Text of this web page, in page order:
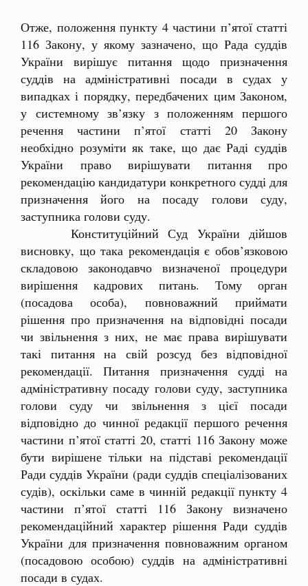
Отже, положення пункту 4 частини п’ятої статті
116 Закону, у якому зазначено, що Рада суддів
України вирішує питання щодо призначення
суддів на адміністративні посади в судах у
випадках і порядку, передбачених цим Законом,
у системному зв’язку з положенням першого
речення частини п’ятої статті 20 Закону
необхідно розуміти як таке, що дає Раді суддів
України право вирішувати питання про
рекомендацію кандидатури конкретного судді для
призначення його на посаду голови суду,
заступника голови суду.
Конституційний Суд України дійшов
висновку, що така рекомендація є обов’язковою
складовою законодавчо визначеної процедури
вирішення кадрових питань. Тому орган
(посадова особа), повноважний приймати
рішення про призначення на відповідні посади
чи звільнення з них, не має права вирішувати
такі питання на свій розсуд без відповідної
рекомендації. Питання призначення судді на
адміністративну посаду голови суду, заступника
голови суду чи звільнення з цієї посади
відповідно до чинної редакції першого речення
частини п’ятої статті 20, статті 116 Закону може
бути вирішене тільки на підставі рекомендації
Ради суддів України (ради суддів спеціалізованих
судів), оскільки саме в чинній редакції пункту 4
частини п’ятої статті 116 Закону визначено
рекомендаційний характер рішення Ради суддів
України для призначення повноважним органом
(посадовою особою) суддів на адміністративні
посади в судах.